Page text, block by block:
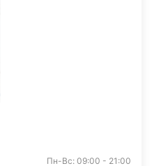
Пн-Вс: 09:00 - 21:00